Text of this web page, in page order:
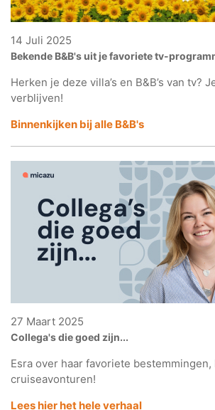
14 Juli 2025
Bekende B&B's uit je favoriete tv-
Herken je deze villa’s en B&B’s van tv?
verblijven!
Binnenkijken bij alle B&B's
27 Maart 2025
Collega's die goed zijn...
Esra over haar favoriete bestemmingen,
cruiseavonturen!
Lees hier het hele verhaal